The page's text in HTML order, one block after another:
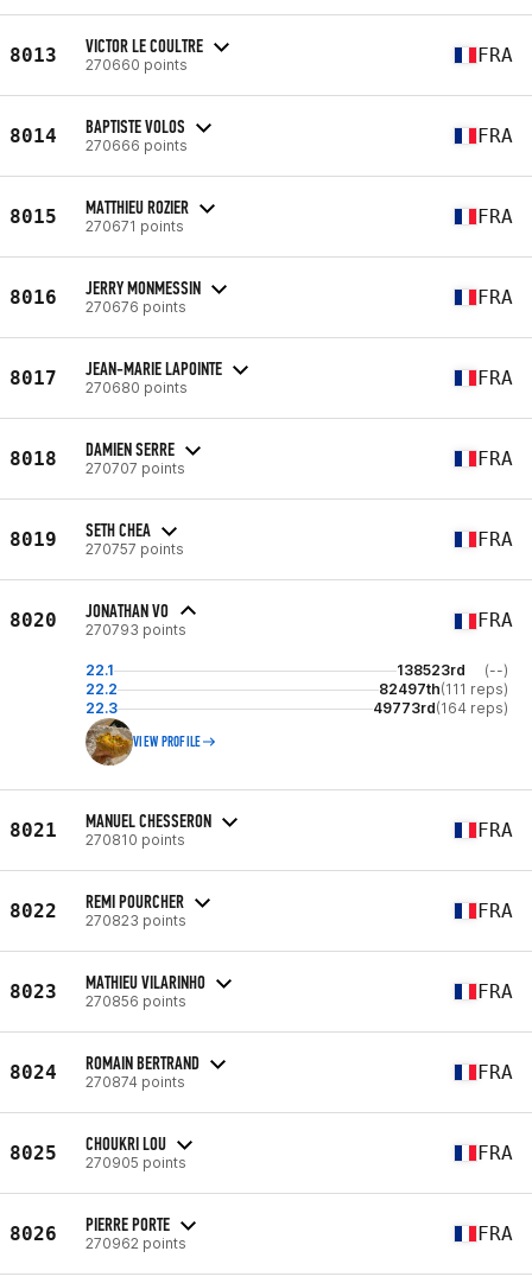
8013 VICTOR LE COULTRE
270660 points FRA
8014 BAPTISTE VOLOS
270666 points FRA
8015 MATTHIEU ROZIER
270671 points FRA
8016 JERRY MONMESSIN
270676 points FRA
8017 JEAN-MARIE LAPOINTE
270680 points FRA
8018 DAMIEN SERRE
270707 points FRA
8019 SETH CHEA
270757 points FRA
8020 JONATHAN VO
270793 points FRA
22.1 138523rd
(--)
22.2
82497th(111 reps)
22.3
49773rd(164 reps)
VIEW PROFILE
8021 MANUEL CHESSERON
270810 points FRA
8022 REMI POURCHER
270823 points FRA
8023 MATHIEU VILARINHO
270856 points FRA
8024 ROMAIN BERTRAND
270874 points FRA
8025 CHOUKRI LOU
270905 points FRA
8026 PIERRE PORTE
270962 points FRA